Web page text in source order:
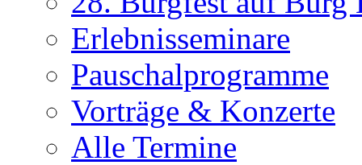
Erlebnisseminare
Pauschalprogramme
Vorträge & Konzerte
Alle Termine